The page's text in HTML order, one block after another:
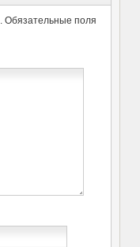
Обязательные поля